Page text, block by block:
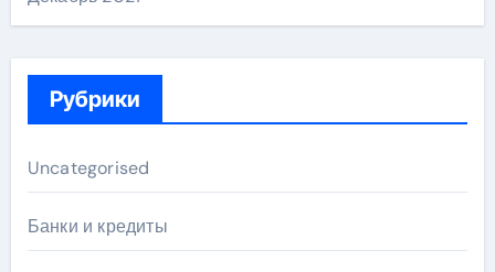
Рубрики
Uncategorised
Банки и кредиты